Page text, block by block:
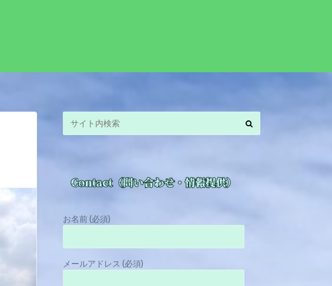
お名前 (必須)
メールアドレス (必須)